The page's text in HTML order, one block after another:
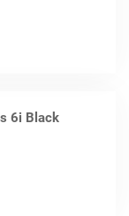
6i Black